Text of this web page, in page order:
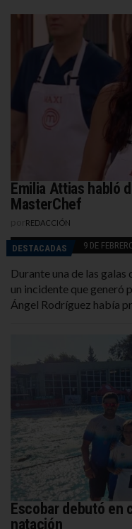
Emilia Attias habló
MasterChef
REDACCIÓN
DESTACADAS 9 DE
Durante una de las
un incidente que generó
Ángel Rodríguez había
Escobar debutó en
natación